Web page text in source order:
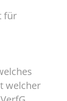
für
welcher